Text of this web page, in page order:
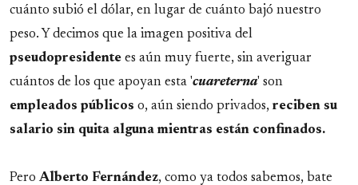
cuánto subió el dólar, en lugar de cuánto bajó nuestro
peso. Y decimos que la imagen positiva del
pseudopresidente es aún muy fuerte, sin averiguar
cuántos de los que apoyan esta 'cuareterna' son
empleados públicos o, aún siendo privados, reciben su
salario sin quita alguna mientras están confinados.
Pero Alberto Fernández, como ya todos sabemos, bate